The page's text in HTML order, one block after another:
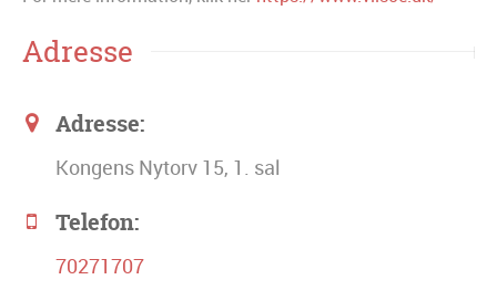
Adresse
Adresse:
Kongens Nytorv 15, 1. sal
Telefon:
70271707